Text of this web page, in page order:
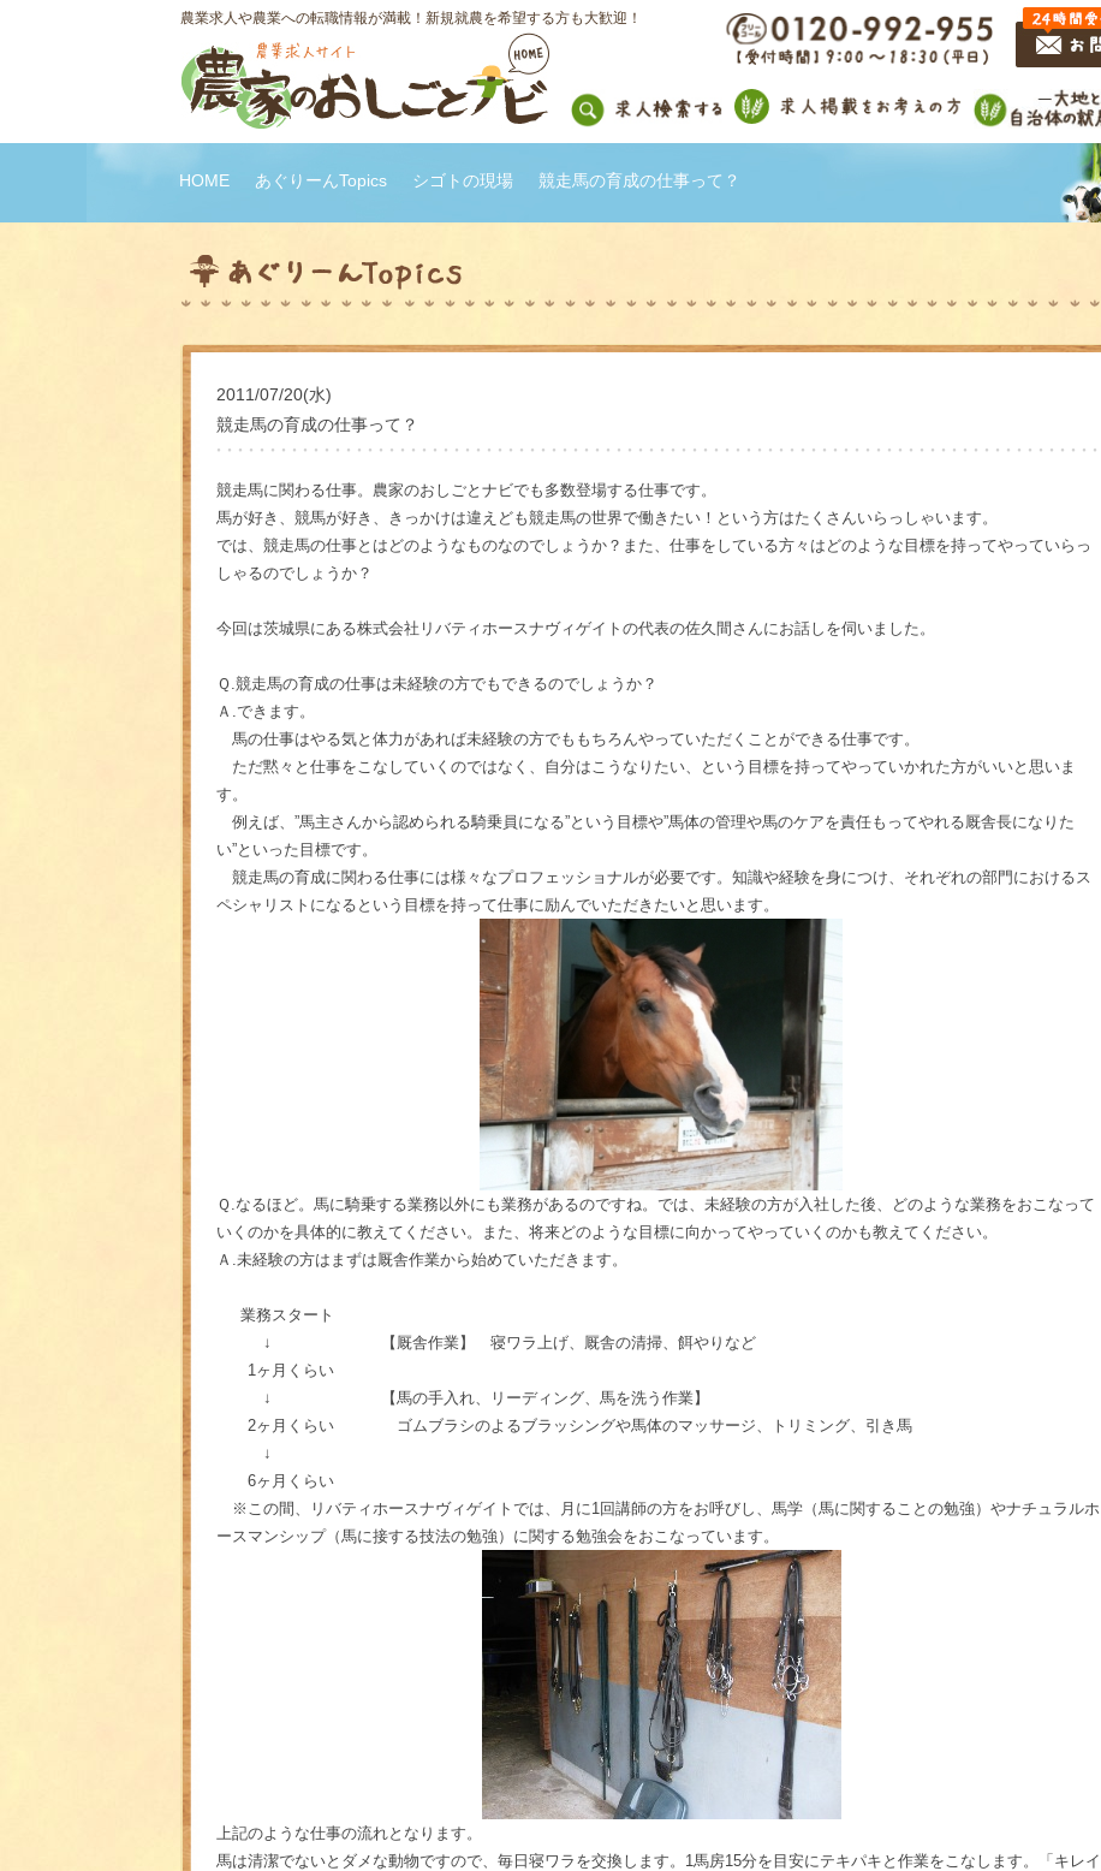
農業求人や農業への転職情報が満載！新規就農を希望する方も大歓迎！
HOME あぐりーんTopics シゴトの現場 競走馬の育成の仕事って？
2011/07/20(水)
競走馬の育成の仕事って？
競走馬に関わる仕事。農家のおしごとナビでも多数登場する仕事です。
馬が好き、競馬が好き、きっかけは違えども競走馬の世界で働きたい！という方はたくさんいらっしゃいます。
では、競走馬の仕事とはどのようなものなのでしょうか？また、仕事をしている方々はどのような目標を持ってやっていらっ
しゃるのでしょうか？
今回は茨城県にある株式会社リバティホースナヴィゲイトの代表の佐久間さんにお話しを伺いました。
Ｑ.競走馬の育成の仕事は未経験の方でもできるのでしょうか？
Ａ.できます。
馬の仕事はやる気と体力があれば未経験の方でももちろんやっていただくことができる仕事です。
ただ黙々と仕事をこなしていくのではなく、自分はこうなりたい、という目標を持ってやっていかれた方がいいと思いま
す。
例えば、”馬主さんから認められる騎乗員になる”という目標や”馬体の管理や馬のケアを責任もってやれる厩舎長になりた
い”といった目標です。
競走馬の育成に関わる仕事には様々なプロフェッショナルが必要です。知識や経験を身につけ、それぞれの部門におけるス
ペシャリストになるという目標を持って仕事に励んでいただきたいと思います。
Ｑ.なるほど。馬に騎乗する業務以外にも業務があるのですね。では、未経験の方が入社した後、どのような業務をおこなって
いくのかを具体的に教えてください。また、将来どのような目標に向かってやっていくのかも教えてください。
Ａ.未経験の方はまずは厩舎作業から始めていただきます。
業務スタート
↓ 【厩舎作業】 寝ワラ上げ、厩舎の清掃、餌やりなど
1ヶ月くらい
↓ 【馬の手入れ、リーディング、馬を洗う作業】
2ヶ月くらい ゴムブラシのよるブラッシングや馬体のマッサージ、トリミング、引き馬
↓
6ヶ月くらい
※この間、リバティホースナヴィゲイトでは、月に1回講師の方をお呼びし、馬学（馬に関することの勉強）やナチュラルホ
ースマンシップ（馬に接する技法の勉強）に関する勉強会をおこなっています。
上記のような仕事の流れとなります。
馬は清潔でないとダメな動物ですので、毎日寝ワラを交換します。1馬房15分を目安にテキパキと作業をこなします。「キレイ